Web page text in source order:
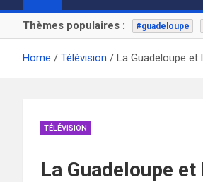
Thèmes populaires : #guadeloupe
Home Télévision La Guadeloupe et
TÉLÉVISION
La Guadeloupe